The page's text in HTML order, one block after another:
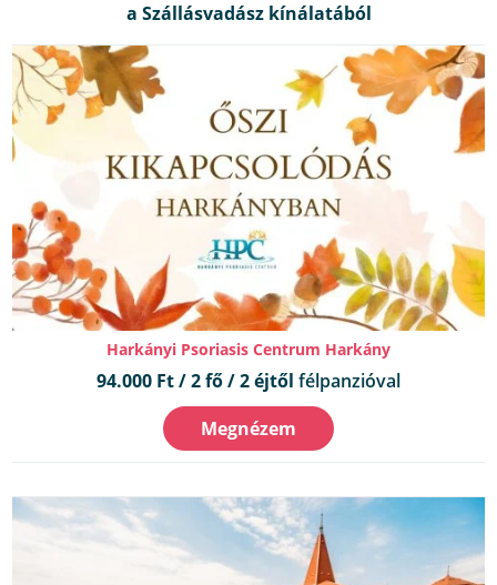
Harkányi Psoriasis Centrum Harkány
94.000 Ft / 2 fő / 2 éjtől félpanzióval
Megnézem